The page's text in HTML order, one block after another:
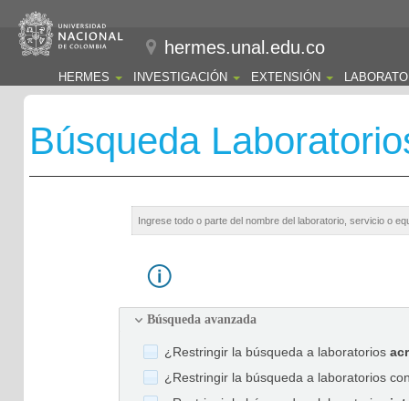
hermes.unal.edu.co
HERMES INVESTIGACIÓN EXTENSIÓN
Búsqueda
Búsqueda avanzada
¿Restringir la búsqueda a laboratorios
¿Restringir la búsqueda a laboratorios